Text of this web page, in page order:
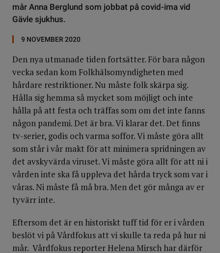
mår Anna Berglund som jobbat på covid-ima vid
Gävle sjukhus.
9 NOVEMBER 2020
Den nya utmanade tiden fortsätter. För bara någon
vecka sedan kom Folkhälsomyndigheten med
hårdare restriktioner. Nu måste folk skärpa sig.
Hålla sig hemma så mycket som möjligt och inte
hålla på att festa och träffas som om det inte fanns
någon pandemi. Det är bra. Vi klarar det. Det finns
tv-serier, godis och varma soffor. Vi måste göra allt
som står i vår makt för att minimera spridningen av
det avskyvärda viruset. Vi måste göra allt för att ni i
vården inte ska få uppleva det hårda tryck som var i
våras. Ni måste få må bra. Men det gör många av er
tyvärr inte.
Eftersom det är en historiskt tuff tid för er i vården
beslöt vi på Vårdfokus att vi skulle ta reda på hur ni
mår. Vårdfokus reporter Helena Mirsch har därför